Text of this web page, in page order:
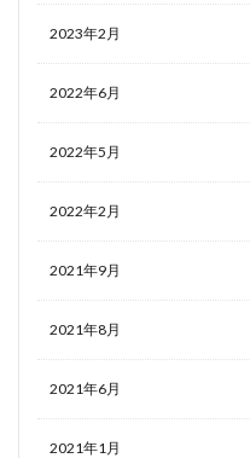
2023年2月
2022年6月
2022年5月
2022年2月
2021年9月
2021年8月
2021年6月
2021年1月